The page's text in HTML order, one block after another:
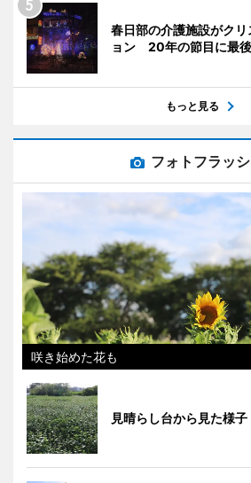
春日部の介護施設がク
ョン 20年の節目に最
もっと見る
フォトフラッ
咲き始めた花も
見晴らし台から見た様子